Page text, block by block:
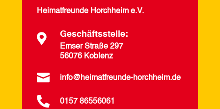
Heimatfreunde Horchheim e.V.
 Geschäftsstelle:
Emser Straße 297
56076 Koblenz
 info@heimatfreunde-horchheim.de
 0157 86556061